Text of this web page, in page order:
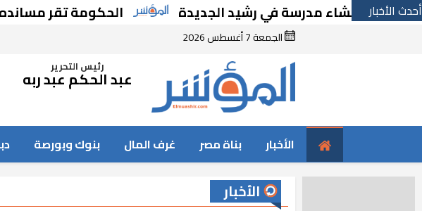
أحدث الأخباربإنشاء مدرسة في رشيد الجديدة الحكومة تقر مسانده
الجمعة 7 أغسطس 2026
رئيس التحرير
عبد الحكم عبد ربه
الأخبار بناة مصر غرف المال بنوك وبورصة
الأخبار